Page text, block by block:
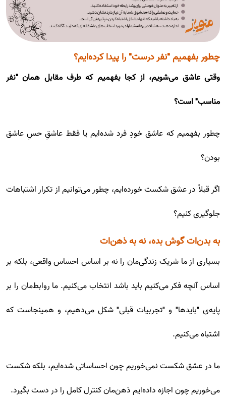
چطور بفهمیم "نفر درست" را پیدا کرده‌ایم؟
وقتی عاشق می‌شویم، از کجا بفهمیم که طرف مقابل همان "نفر
مناسب" است؟
چطور بفهمیم که عاشق خودِ فرد شده‌ایم یا فقط عاشقِ حسِ عاشق
بودن؟
اگر قبلاً در عشق شکست خورده‌ایم، چطور می‌توانیم از تکرار اشتباهات
جلوگیری کنیم؟
به بدن‌ات گوش بده، نه به ذهن‌ات
بسیاری از ما شریک زندگی‌مان را نه بر اساس احساس واقعی، بلکه بر
اساس آنچه فکر می‌کنیم باید باشد انتخاب می‌کنیم. ما روابط‌مان را بر
پایه‌ی "بایدها" و "تجربیات قبلی" شکل می‌دهیم، و همینجاست که
اشتباه می‌کنیم.
ما در عشق شکست نمی‌خوریم چون احساساتی شده‌ایم، بلکه شکست
می‌خوریم چون اجازه داده‌ایم ذهن‌مان کنترل کامل را در دست بگیرد.